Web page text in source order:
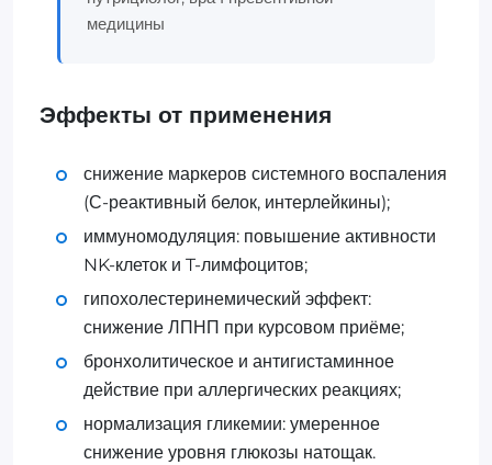
медицины
Эффекты от применения
снижение маркеров системного воспаления
(С-реактивный белок, интерлейкины);
иммуномодуляция: повышение активности
NK-клеток и T-лимфоцитов;
гипохолестеринемический эффект:
снижение ЛПНП при курсовом приёме;
бронхолитическое и антигистаминное
действие при аллергических реакциях;
нормализация гликемии: умеренное
снижение уровня глюкозы натощак.